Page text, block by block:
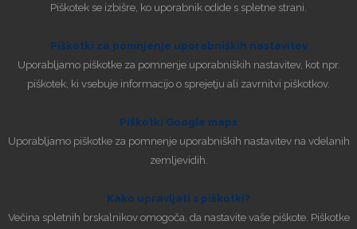
Piškotek se izbišre, ko uporabnik odide s spletne strani.
Piškotki za pomnjenje uporabniških nastavitev
Uporabljamo piškotke za pomnenje uporabniških nastavitev, kot npr.
piškotek, ki vsebuje informacijo o sprejetju ali zavrnitvi piškotkov.
Piškotki Google maps
Uporabljamo piškotke za pomnenje uporabniških nastavitev na vdelanih
zemljevidih.
Kako upravljati s piškotki?
Večina spletnih brskalnikov omogoča, da nastavite vaše piškote. Piškotke